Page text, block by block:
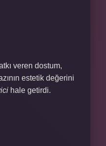
veren dostum,
estetik değerini
hale getirdi.